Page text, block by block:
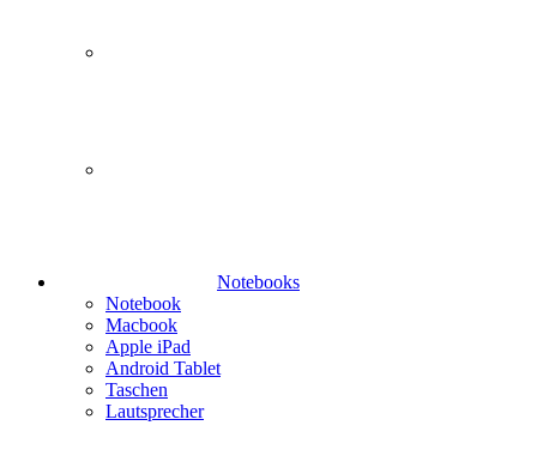
Notebooks
Notebook
Macbook
Apple iPad
Android Tablet
Taschen
Lautsprecher